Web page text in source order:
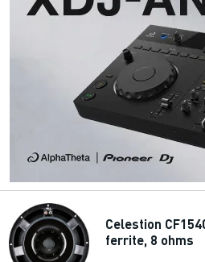
Celestion
ferrite, 8 ohms